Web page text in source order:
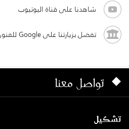
شاهدنا على قناة اليوتيوب
تفضل بزيارتنا على Google للفنون والثقافة
تواصل معنا
تشكيل